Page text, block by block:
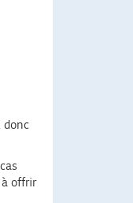
donc
à offrir